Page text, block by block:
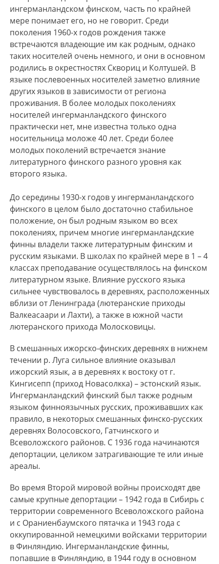
ингерманландском финском, часть по крайней
мере понимает его, но не говорит. Среди
поколения 1960-х годов рождения также
встречаются владеющие им как родным, однако
таких носителей очень немного, и они в основном
родились в окрестностях Сквориц и Колтушей. В
языке послевоенных носителей заметно влияние
других языков в зависимости от региона
проживания. В более молодых поколениях
носителей ингерманландского финского
практически нет, мне известна только одна
носительница моложе 40 лет. Среди более
молодых поколений встречается знание
литературного финского разного уровня как
второго языка.
До середины 1930-х годов у ингерманландского
финского в целом было достаточно стабильное
положение, он был родным языком во всех
поколениях, причем многие ингерманландские
финны владели также литературным финским и
русским языками. В школах по крайней мере в 1 – 4
классах преподавание осуществлялось на финском
литературном языке. Влияние русского языка
сильнее чувствовалось в деревнях, расположенных
вблизи от Ленинграда (лютеранские приходы
Валкеасаари и Лахти), а также в южной части
лютеранского прихода Молосковицы.
В смешанных ижорско-финских деревнях в нижнем
течении р. Луга сильное влияние оказывал
ижорский язык, а в деревнях к востоку от г.
Кингисепп (приход Новасолкка) – эстонский язык.
Ингерманландский финский был также родным
языком финноязычных русских, проживавших как
правило, в некоторых смешанных финско-русских
деревнях Волосовского, Гатчинского и
Всеволожского районов. С 1936 года начинаются
депортации, целиком затрагивающие те или иные
ареалы.
Во время Второй мировой войны происходят две
самые крупные депортации – 1942 года в Сибирь с
территории современного Всеволожского района
и с Ораниенбаумского пятачка и 1943 года с
оккупированной немецкими войсками территории
в Финляндию. Ингерманландские финны,
попавшие в Финляндию, в 1944 году в основном